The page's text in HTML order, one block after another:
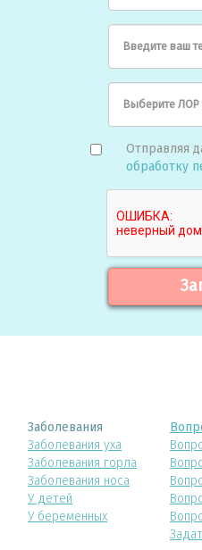
Введите ваш
Отправляя
обработку
Заболевания
Заболевания уха
Заболевания горла
Заболевания носа
У детей
У беременных